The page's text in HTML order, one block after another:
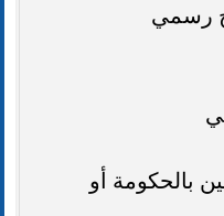
رسمي
بالحكومة أو